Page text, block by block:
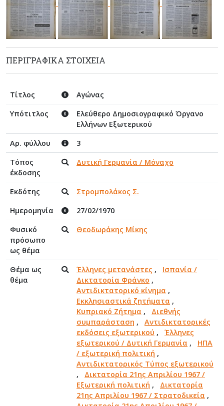
ΠΕΡΙΓΡΑΦΙΚΆ ΣΤΟΙΧΕΊΑ
Τίτλος
Αγώνας
Υπότιτλος
Ελεύθερο Δημοσιογραφικό Όργανο
Ελλήνων Εξωτερικού
Αρ. φύλλου
3
Τόπος
έκδοσης
Δυτική Γερμανία / Μόναχο
Εκδότης
Στρομπολάκος Σ.
Ημερομηνία
27/02/1970
Φυσικό
πρόσωπο
ως θέμα
Θεοδωράκης Μίκης
Θέμα ως
θέμα
Έλληνες μετανάστες , Ισπανία /
Δικτατορία Φράνκο ,
Αντιδικτατορικό κίνημα ,
Εκκλησιαστικά ζητήματα ,
Κυπριακό Ζήτημα , Διεθνής
συμπαράσταση , Αντιδικτατορικές
εκδόσεις εξωτερικού , Έλληνες
εξωτερικού / Δυτική Γερμανία , ΗΠΑ
/ εξωτερική πολιτική ,
Αντιδικτατορικός Τύπος εξωτερικού
, Δικτατορία 21ης Απριλίου 1967 /
Εξωτερική πολιτική , Δικτατορία
21ης Απριλίου 1967 / Στρατοδικεία ,